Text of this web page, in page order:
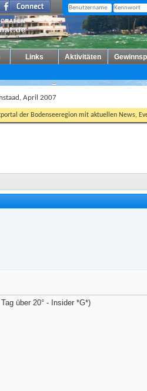
Links Aktivitäten
April 2007
der Bodenseeregion mit aktuellen News,
über 20° - Insider *G*)